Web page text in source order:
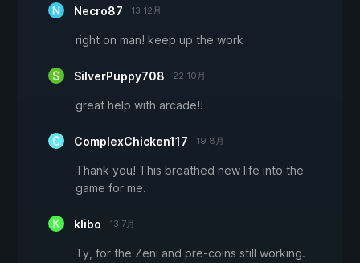
Necro87 13 12月
right on man! keep up the work
SilverPuppy708 22 10月
great help with arcade!!
ComplexChicken117 19 8月
Thank you! This breathed new life into the
game for me.
klibo 13 7月
Ty, for the Zeni and pre-coins still working.